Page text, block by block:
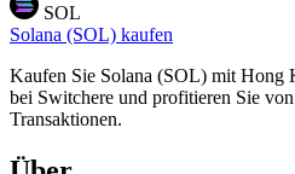
SOL
Solana (SOL) kaufen
Kaufen Sie Solana (SOL) mit
bei Switchere und profitieren Sie
Transaktionen.